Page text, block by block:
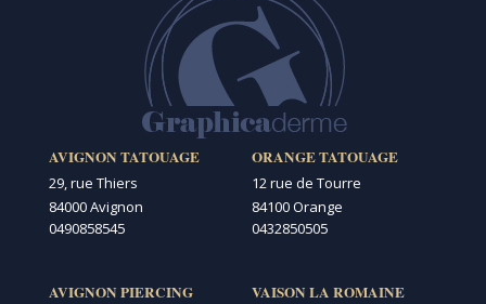
AVIGNON TATOUAGE
29, rue Thiers
84000 Avignon
0490858545
AVIGNON PIERCING
ORANGE TATOUAGE
12 rue de Tourre
84100 Orange
0432850505
VAISON LA ROMAINE